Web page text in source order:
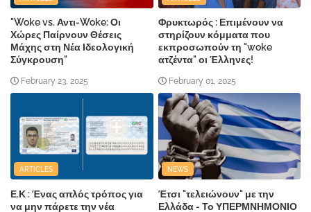
"Woke vs. Αντι-Woke: Οι
Χώρες Παίρνουν Θέσεις
Μάχης στη Νέα Ιδεολογική
Σύγκρουση"
February 23, 2025
Φρυκτωρός : Επιμένουν να
στηρίζουν κόμματα που
εκπροσωπούν τη "woke
ατζέντα" οι Έλληνες!
February 01, 2025
ARTICLES
Ε.Κ : Ένας απλός τρόπος για
να μην πάρετε την νέα
NEWS
Έτσι "τελειώνουν" με την
Ελλάδα - Το ΥΠΕΡΜΝΗΜΟΝΙΟ